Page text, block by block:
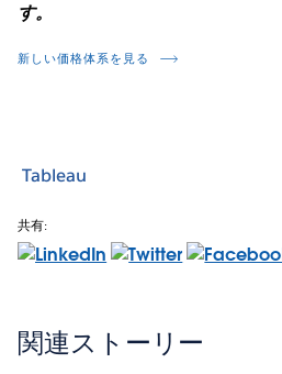
す。
新しい価格体系を見る
Tableau
共有:
関連ストーリー